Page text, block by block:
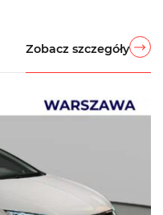
Zobacz szczegóły